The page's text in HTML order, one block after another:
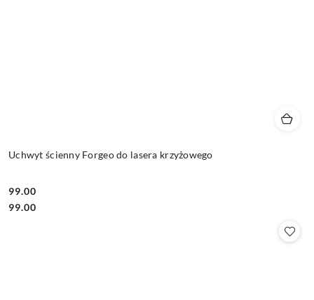
Uchwyt ścienny Forgeo do lasera krzyżowego
Cena:
99.00
Cena:
99.00